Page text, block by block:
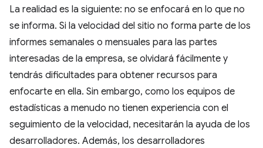
La realidad es la siguiente: no se enfocará en lo que no
se informa. Si la velocidad del sitio no forma parte de los
informes semanales o mensuales para las partes
interesadas de la empresa, se olvidará fácilmente y
tendrás dificultades para obtener recursos para
enfocarte en ella. Sin embargo, como los equipos de
estadísticas a menudo no tienen experiencia con el
seguimiento de la velocidad, necesitarán la ayuda de los
desarrolladores. Además, los desarrolladores